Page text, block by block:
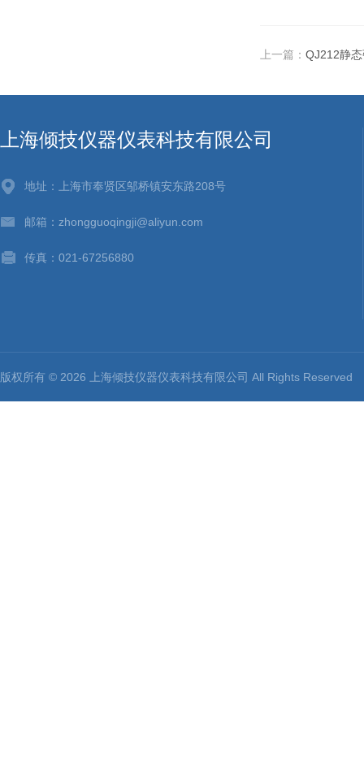
上一篇： QJ212静
上海倾技仪器仪表科技有限公司
地址：上海市奉贤区邬桥镇安东路208号
邮箱：zhongguoqingji@aliyun.com
传真：021-67256880
版权所有 © 2026 上海倾技仪器仪表科技有限公司 All Rights